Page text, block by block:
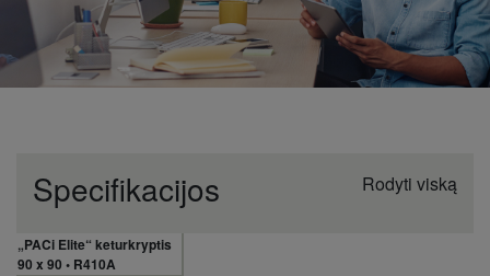
Specifikacijos Rodyti viską
„PACi Elite“ keturkryptis
90 x 90 • R410A